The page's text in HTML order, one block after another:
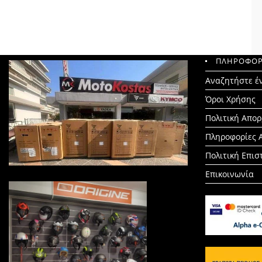
Αναζητήστε
Search
for:
Όροι Χρήσης
Πολιτική
Πληροφορίες
Πολιτική
Επικοινωνία